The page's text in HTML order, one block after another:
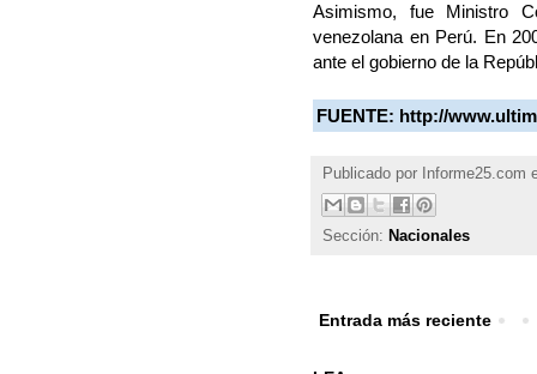
Asimismo, fue Ministro
venezolana en Perú. En
ante el gobierno de la
FUENTE: http://
Publicado por Informe25.com
Sección: Nacionales
Entrada más reciente